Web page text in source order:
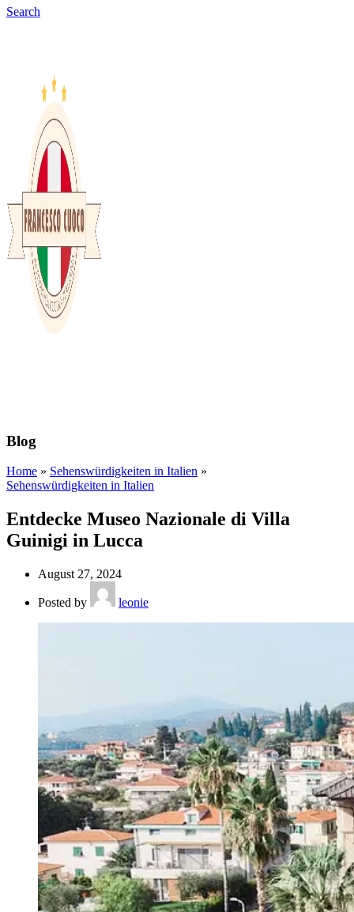
Search
Blog
Home » Sehenswürdigkeiten in Italien »
Sehenswürdigkeiten in Italien
Entdecke Museo Nazionale di Villa
Guinigi in Lucca
August 27, 2024
Posted by leonie